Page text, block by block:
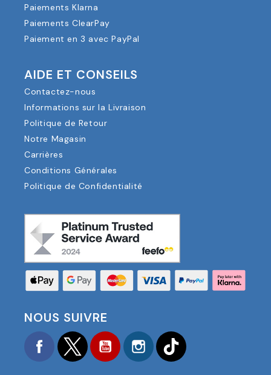
Paiements Klarna
Paiements ClearPay
Paiement en 3 avec PayPal
AIDE ET CONSEILS
Contactez-nous
Informations sur la Livraison
Politique de Retour
Notre Magasin
Carrières
Conditions Générales
Politique de Confidentialité
NOUS SUIVRE
FacebookTwitter YouTubeInstagram